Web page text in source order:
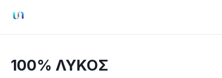
περιεχόμενο
100% ΛΥΚΟΣ